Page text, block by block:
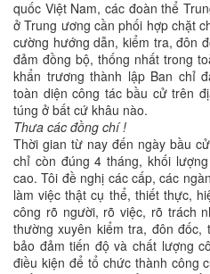
quốc Việt Nam, các đoàn thể
ở Trung ương cần phối hợp chặt
cường hướng dẫn, kiểm tra, đôn
đảm đồng bộ, thống nhất trong
khẩn trương thành lập Ban chỉ
toàn diện công tác bầu cử trên
túng ở bất cứ khâu nào.
Thưa các đồng chí !
Thời gian từ nay đến ngày bầu
chỉ còn đúng 4 tháng, khối
cao. Tôi đề nghị các cấp, các
làm việc thật cụ thể, thiết thực,
công rõ người, rõ việc, rõ trách
thường xuyên kiểm tra, đôn đốc,
bảo đảm tiến độ và chất lượng
điều kiện để tổ chức thành công